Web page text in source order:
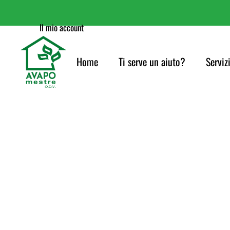
Il mio account
Home Ti serve un aiuto? Servizi